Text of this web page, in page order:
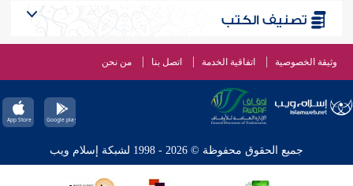
تصنيف الكتب
وثيقة الخصوصية اتفاقية الخدمة اتصل بنا من نحن
جميع الحقوق محفوظة © 2026 - 1998 لشبكة إسلام ويب